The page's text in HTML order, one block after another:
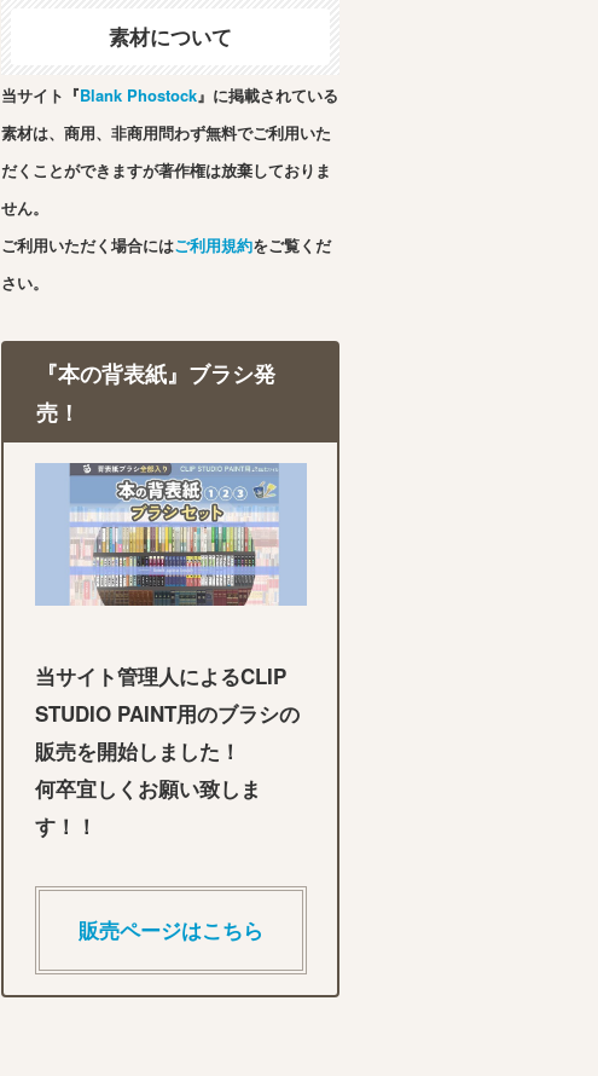
素材について
当サイト『Blank Phostock』に掲載されている
素材は、商用、非商用問わず無料でご利用いた
だくことができますが著作権は放棄しておりま
せん。
ご利用いただく場合にはご利用規約をご覧くだ
さい。
『本の背表紙』ブラシ発
売！
当サイト管理人によるCLIP
STUDIO PAINT用のブラシの
販売を開始しました！
何卒宜しくお願い致しま
す！！
販売ページはこちら